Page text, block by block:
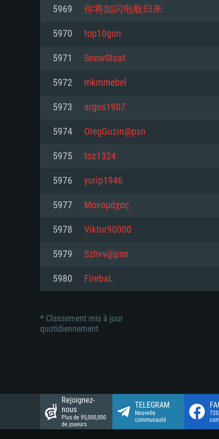
Minimum
Mémoire: 4 GB
Carte graphique supportant
Radeon 77XX / NVIDIA GeForce
résolution minimale supportée
Disque dur: 23.1 Go (client
Minimum
processeurs Intel Xeon ne sont
Mémoire: 6 GB
Carte graphique: Intel Iris Pro
analogue AMD/Nvidia. La
Disque dur: 62,2 Go (client
Minimum
modernes
Processeur: Dual-Core 2.4 GHz
Mémoire: 4 GB
Carte graphique: NVIDIA 660
drivers (moins de 6 mois) / de
de 720p)
Connection: Connexion Internet
Disque dur: 62,2 Go (client
5969 你将如闪电般归来
5970 top10gun
5971 SnowStoat
5972 mkmmebel
5973 argos1907
5974 OlegGuzin@psn
5975 toz1324
5976 yurip1946
5977 Μονομάχος
5978 Viktor90000
5979 Szhvv@psn
5980 FirebaL
* Classement mis à jour
quotidiennement
Rejoignez-
nous
Plus de 95,000,000
de joueurs
TELEGRAM
Nouvelle
communauté